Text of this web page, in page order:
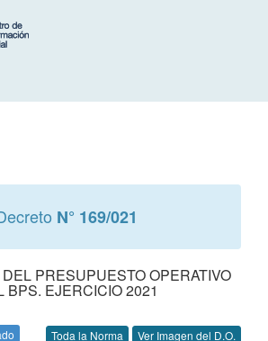
N° 169/021
PRESUPUESTO OPERATIVO
BPS. EJERCICIO 2021
Toda la Norma Ver Imagen del D.O.